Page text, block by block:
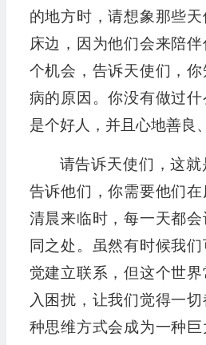
的地方时，请想象那些
床边，因为他们会来陪
个机会，告诉天使们，
病的原因。你没有做过
是个好人，并且心地善良
请告诉天使们，这就
告诉他们，你需要他们
清晨来临时，每一天都
同之处。虽然有时候我
觉建立联系，但这个世
入困扰，让我们觉得一
种思维方式会成为一种